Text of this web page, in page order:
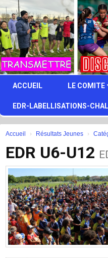
ACCUEIL LE COMITE
EDR-LABELLISATIONS-
Accueil Résultats Jeunes
EDR U6-U12
Panneau de gestion des cookies